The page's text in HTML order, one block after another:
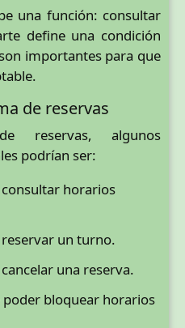
una función: consultar
define una condición
importantes para que
de reservas
reservas, algunos
podrían ser:
horarios
un turno.
una reserva.
bloquear horarios